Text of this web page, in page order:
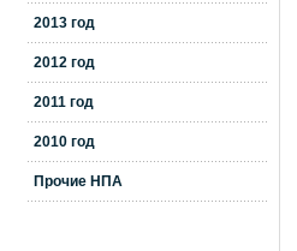
2013 год
2012 год
2011 год
2010 год
Прочие НПА